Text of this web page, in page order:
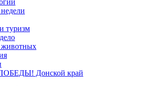
туризм
Донской край